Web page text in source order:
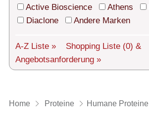
Über uns
AGBs
Login
Active Bioscience
Athens
Diaclone
Andere Marken
A-Z Liste » Shopping Liste (0) &
Angebotsanforderung »
Home Proteine Humane Proteine